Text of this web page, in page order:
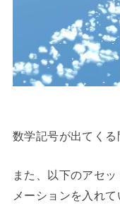
数学記号が出てく
また、以下のアセ
メーションを入れて